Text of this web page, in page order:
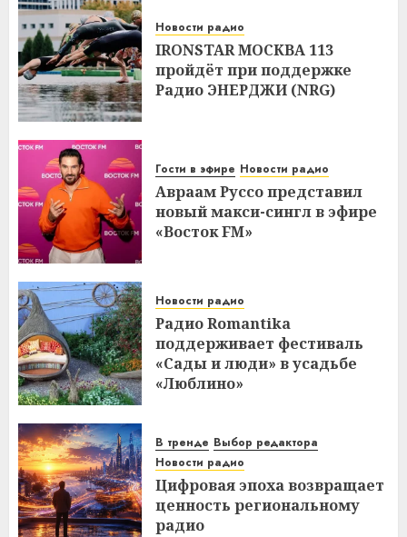
Новости радио
IRONSTAR МОСКВА 113
пройдёт при поддержке
Радио ЭНЕРДЖИ (NRG)
Гости в эфире Новости радио
Авраам Руссо представил
новый макси-сингл в эфире
«Восток FM»
Новости радио
Радио Romantika
поддерживает фестиваль
«Сады и люди» в усадьбе
«Люблино»
В тренде Выбор редактора
Новости радио
Цифровая эпоха возвращает
ценность региональному
радио